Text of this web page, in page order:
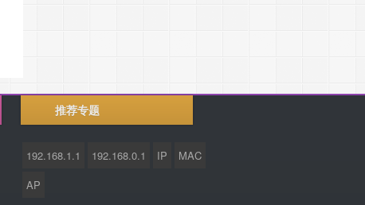
推荐专题
192.168.1.1 192.168.0.1 IP
MAC
AP